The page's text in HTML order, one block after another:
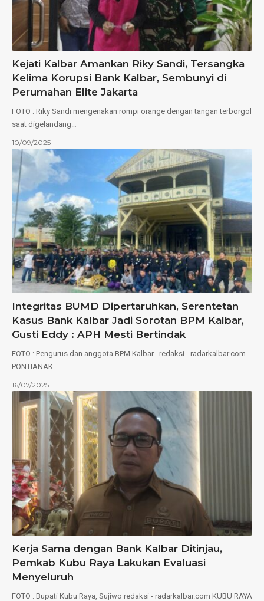
Kejati Kalbar Amankan Riky Sandi, Tersangka
Kelima Korupsi Bank Kalbar, Sembunyi di
Perumahan Elite Jakarta
FOTO : Riky Sandi mengenakan rompi orange dengan tangan terborgol
saat digelandang…
10/09/2025
Integritas BUMD Dipertaruhkan, Serentetan
Kasus Bank Kalbar Jadi Sorotan BPM Kalbar,
Gusti Eddy : APH Mesti Bertindak
FOTO : Pengurus dan anggota BPM Kalbar . redaksi - radarkalbar.com
PONTIANAK…
16/07/2025
Kerja Sama dengan Bank Kalbar Ditinjau,
Pemkab Kubu Raya Lakukan Evaluasi
Menyeluruh
FOTO : Bupati Kubu Raya, Sujiwo redaksi - radarkalbar.com KUBU RAYA